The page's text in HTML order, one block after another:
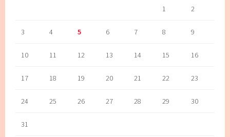
1 2
3 4 5 6 7 8 9
10 11 12 13 14 15 16
17 18 19 20 21 22 23
24 25 26 27 28 29 30
31